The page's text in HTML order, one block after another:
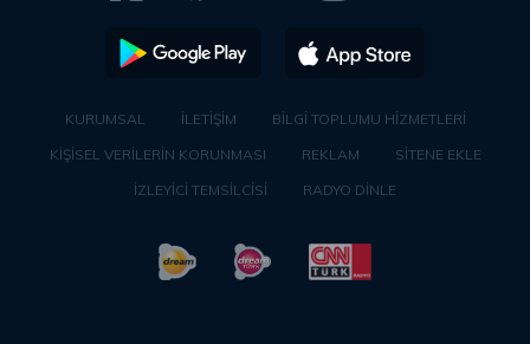
KURUMSAL İLETİŞİM
BİLGİ TOPLUMU HİZMETLERİ
KİŞİSEL VERİLERİN KORUNMASI
REKLAM
SİTENE EKLE
İZLEYİCİ TEMSİLCİSİ
RADYO DİNLE